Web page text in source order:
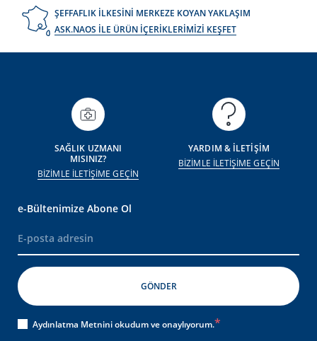
ŞEFFAFLIK İLKESİNİ MERKEZE KOYAN YAKLAŞIM
ASK.NAOS İLE ÜRÜN İÇERİKLERİMİZİ KEŞFET
SAĞLIK UZMANI
MISINIZ?
BİZİMLE İLETİŞİME GEÇİN
YARDIM & İLETİŞİM
BİZİMLE İLETİŞİME GEÇİN
e-Bültenimize Abone Ol
Aydınlatma Metnini okudum ve onaylıyorum.